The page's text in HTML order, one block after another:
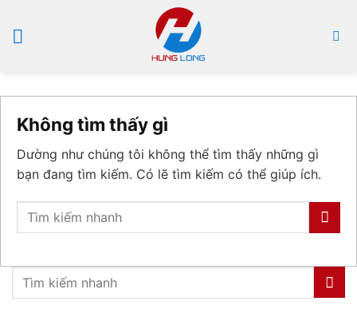
qua
nội
Không tìm thấy gì
Dường như chúng tôi không thể tìm thấy những gì
bạn đang tìm kiếm. Có lẽ tìm kiếm có thể giúp ích.